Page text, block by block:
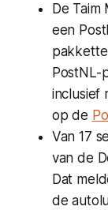
De
een
inclusief
op de
Van 17
van de
Dat
de